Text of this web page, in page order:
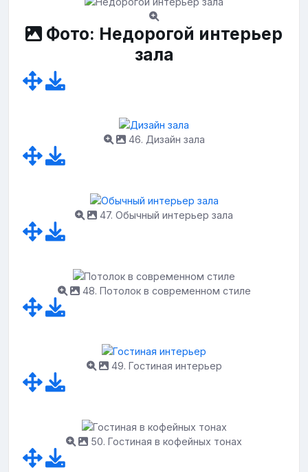
Фото: Недорогой интерьер
зала
46. Дизайн зала
47. Обычный интерьер зала
48. Потолок в современном стиле
49. Гостиная интерьер
50. Гостиная в кофейных тонах